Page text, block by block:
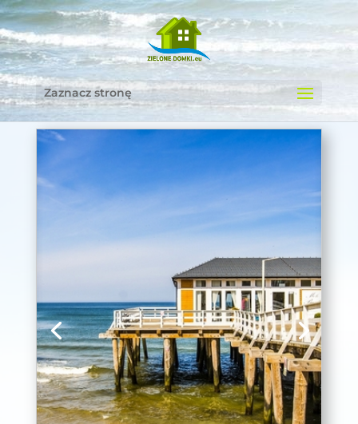
Zaznacz stronę